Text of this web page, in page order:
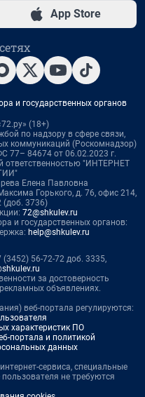
App Store
и государственных органов
(18+)
по надзору в сфере связи,
коммуникаций (Роскомнадзор)
77– 84674 от 06.02.2023 г.
ответственностью "ИНТЕРНЕТ
Елена Павловна
Горького, д. 76, офис 214,
(доб. 3736)
72@shkulev.ru
и государственных органов:
help@shkulev.ru
56-72-72 доб. 3335,
за достоверность
объявлениях.
веб-портала регулируются:
характеристик ПО
портала и политикой
данных
сервиса, специальные
не требуются